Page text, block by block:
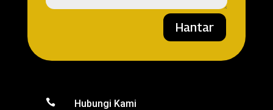
Hantar
 Hubungi Kami